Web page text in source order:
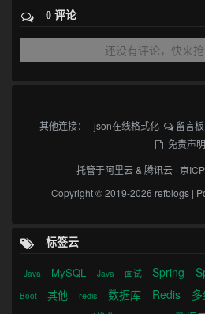
0 评论
还没有评论，快来抢
其他连接： json在线格式化 留言板
免责声明
托管于阿里云& 腾讯云 ·京
Copyright © 2019-2026 refblogs |
标签云
Java MySQL Java 面试 Spring
Boot
其他 redis 数据库 Redis